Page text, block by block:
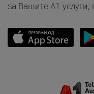
за Вашите A1